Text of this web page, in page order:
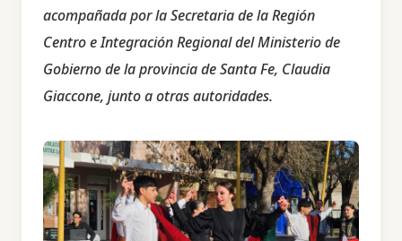
acompañada por la Secretaria de la Región
Centro e Integración Regional del Ministerio de
Gobierno de la provincia de Santa Fe, Claudia
Giaccone, junto a otras autoridades.